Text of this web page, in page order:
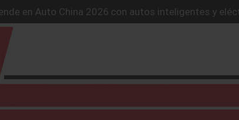
los 2 millones de autos eléctricos y acelera su
PRO-4X conquista la Ruta del Oso en México
el servicio “59 minutos o gratis” y sacude la
con un SUV híbrido de más de 1,000 km